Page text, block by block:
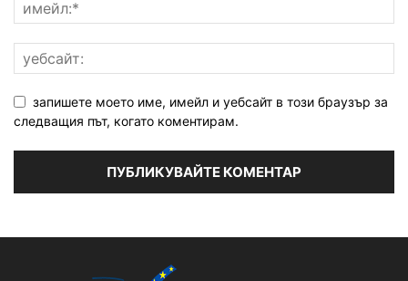
запишете моето име, имейл и уебсайт в този браузър за
следващия път, когато коментирам.